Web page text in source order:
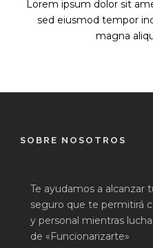
Lorem ipsum dolor sit
sed eiusmod tempor
magna
SOBRE NOSOTROS
Te ayudamos a
seguro que te permitirá
y personal mientras
de «Funcionarizarte»